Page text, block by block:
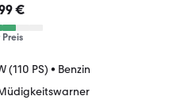
€
Preis
(110 PS) • Benzin